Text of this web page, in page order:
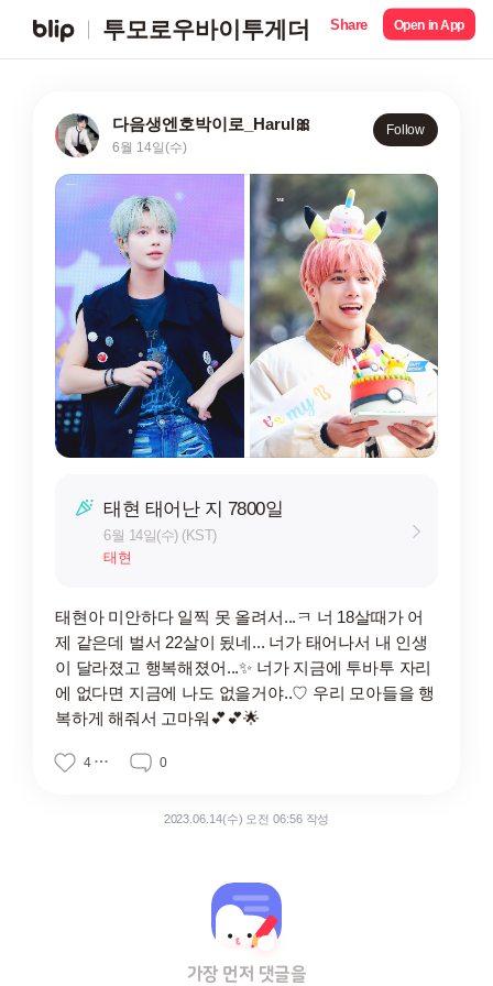
투모로우바이투게더 Share Open in App
다음생엔호박이로_Harul🎀
6월 14일(수)
Follow
태현 태어난 지 7800일
6월 14일(수) (KST)
태현
태현아 미안하다 일찍 못 올려서...ㅋ 너 18살때가 어
제 같은데 벌서 22살이 됬네... 너가 태어나서 내 인생
이 달라졌고 행복해졌어...✨ 너가 지금에 투바투 자리
에 없다면 지금에 나도 없을거야..♡ 우리 모아들을 행
복하게 해줘서 고마워💕💕🌟
4 0
2023.06.14(수) 오전 06:56 작성
가장 먼저 댓글을